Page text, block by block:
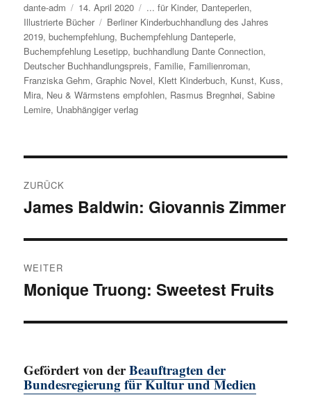
Autor
dante-adm
Veröffentlicht
am
14. April 2020 Kategorien
... für Kinder, Danteperlen,
Illustrierte Bücher
Schlagwörter
Berliner Kinderbuchhandlung des Jahres
2019,buchempfehlung, Buchempfehlung Danteperle,
Buchempfehlung Lesetipp,buchhandlung Dante Connection,
Deutscher Buchhandlungspreis, Familie, Familienroman,
Franziska Gehm,Graphic Novel, Klett Kinderbuch, Kunst, Kuss,
Mira, Neu & Wärmstens empfohlen, Rasmus Bregnhøi,Sabine
Lemire, Unabhängiger verlag
ZURÜCK
Vorheriger
James Baldwin: Giovannis Zimmer
WEITER
Nächster
Monique Truong: Sweetest Fruits
Gefördert von derBeauftragten der
Bundesregierung für Kultur und Medien